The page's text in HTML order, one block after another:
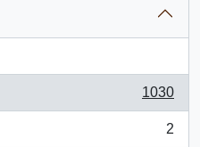
1030
2